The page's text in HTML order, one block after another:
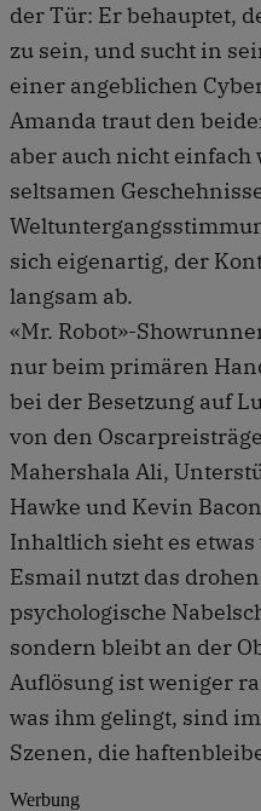
der Tür: Er behauptet,
zu sein, und sucht in
einer angeblichen
Amanda traut den
aber auch nicht einfach
seltsamen
sich eigenartig, der
langsam ab.
«Mr. Robot»-
nur beim primären
bei der Besetzung auf
von den
Mahershala Ali,
Hawke und Kevin
Inhaltlich sieht es
Esmail nutzt das
psychologische
sondern bleibt an der
Auflösung ist weniger
was ihm gelingt, sind
Szenen, die
Werbung